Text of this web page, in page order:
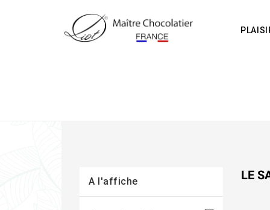
A l'affiche LE